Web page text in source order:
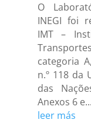
O
INEGI foi
IMT –
categoria
n.º 118 da
das
Anexos 6 e...
leer más